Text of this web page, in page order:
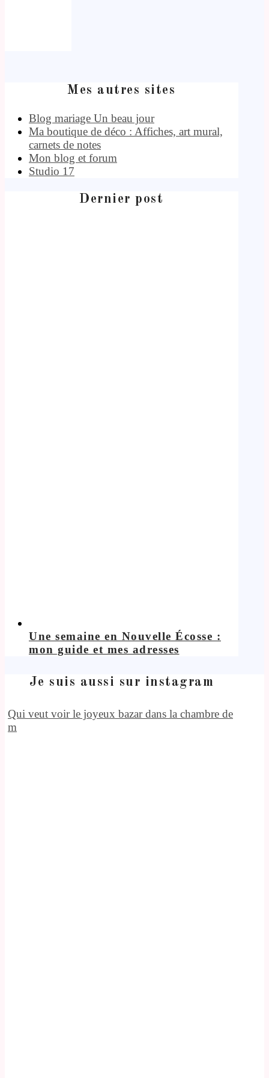
Mes autres sites
Blog mariage Un beau jour
Ma boutique de déco : Affiches, art mural,
carnets de notes
Mon blog et forum
Studio 17
Dernier post
Une semaine en Nouvelle Écosse :
mon guide et mes adresses
Je suis aussi sur instagram
Qui veut voir le joyeux bazar dans la chambre de
m